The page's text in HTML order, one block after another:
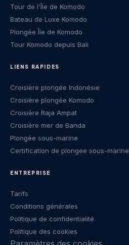
Tour de l'Île de Komodo
Bateau de Luxe Komodo
Plongée Île de Komodo
Tour Komodo depuis Bali
LIENS RAPIDES
Croisière plongée Indonésie
Croisière plongée Komodo
Croisière Raja Ampat
Croisière mer de Banda
Plongée sous-marine
Certification de plongee sous-marine
ENTREPRISE
Tarifs
Conditions générales
Politique de confidentialité
Politique des cookies